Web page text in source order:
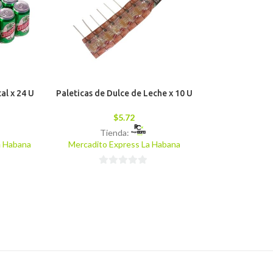
x 24 U Paleticas de Dulce de Leche x 10 U
$5.72
Tienda:
Mercadito Express La Habana